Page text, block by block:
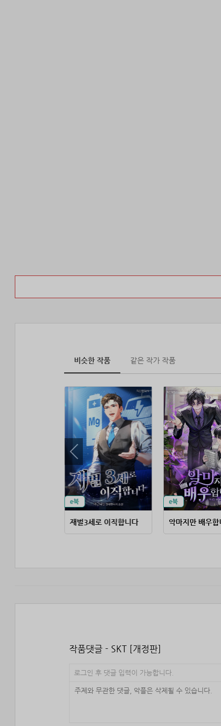
비슷한 작품 같은 작가 작품
재벌3세로 이직합니다 악마지만 배우합
작품댓글 - SKT [개정판]
로그인 후 댓글 입력이 가능합니다.